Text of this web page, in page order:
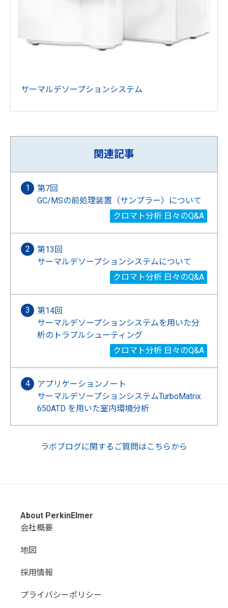
サーマルデソープションシステム
関連記事
第7回
GC/MSの前処理装置（サンプラー）について
クロマト分析 日々のQ&A
第13回
サーマルデソープションシステムについて
クロマト分析 日々のQ&A
第14回
サーマルデソープションシステムを用いた分
析のトラブルシューティング
クロマト分析 日々のQ&A
アプリケーションノート
サーマルデソープションシステムTurboMatrix
650ATD を用いた室内環境分析
ラボブログに関するご質問はこちらから
About PerkinElmer
会社概要
地図
採用情報
プライバシーポリシー